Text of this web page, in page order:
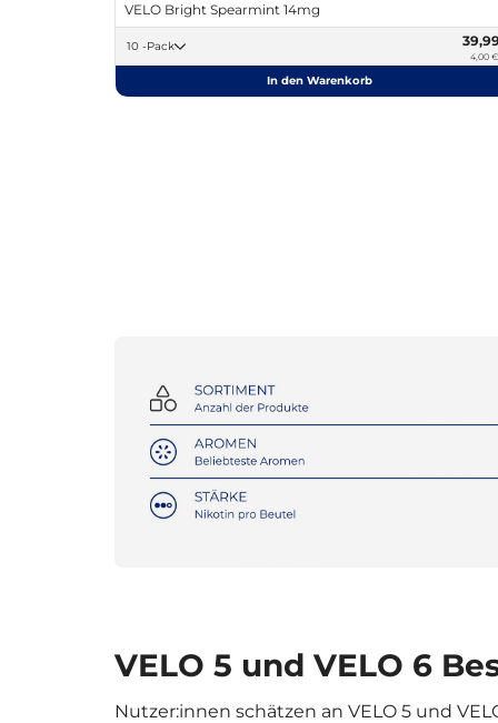
VELO Bright Spearmint 14mg
10 -Pack
4,00
In den Warenkorb
VELO 5 und VELO 6
Nutzer:innen schätzen an VELO 5 und